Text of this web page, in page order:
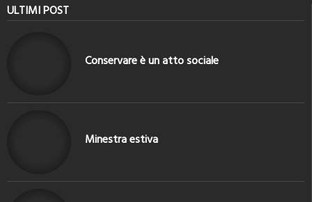
ULTIMI POST
Conservare è un atto sociale
Minestra estiva